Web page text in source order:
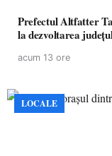
Prefectul Altfatter
la dezvoltarea
acum 13 ore
LOCALE